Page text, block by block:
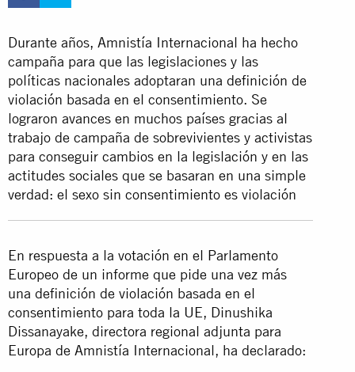
Durante años, Amnistía Internacional ha hecho
campaña para que las legislaciones y las
políticas nacionales adoptaran una definición de
violación basada en el consentimiento. Se
lograron avances en muchos países gracias al
trabajo de campaña de sobrevivientes y activistas
para conseguir cambios en la legislación y en las
actitudes sociales que se basaran en una simple
verdad: el sexo sin consentimiento es violación
En respuesta a la votación en el Parlamento
Europeo de un informe que pide una vez más
una definición de violación basada en el
consentimiento para toda la UE, Dinushika
Dissanayake, directora regional adjunta para
Europa de Amnistía Internacional, ha declarado: